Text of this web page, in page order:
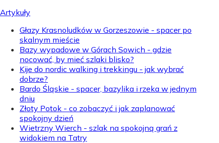
Artykuły
Głazy Krasnoludków w Gorzeszowie - spacer po
skalnym mieście
Bazy wypadowe w Górach Sowich - gdzie
nocować, by mieć szlaki blisko?
Kije do nordic walking i trekkingu - jak wybrać
dobrze?
Bardo Śląskie - spacer, bazylika i rzeka w jednym
dniu
Złoty Potok - co zobaczyć i jak zaplanować
spokojny dzień
Wietrzny Wierch - szlak na spokojną grań z
widokiem na Tatry